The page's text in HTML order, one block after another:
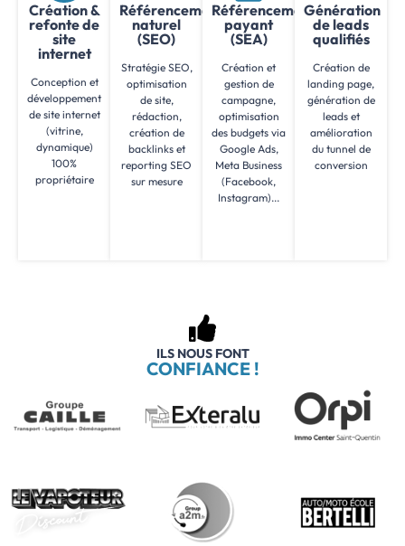
Création &
refonte de
site
internet
Conception et
développement
de site internet
(vitrine,
dynamique)
100%
propriétaire
Référencement
naturel
(SEO)
Stratégie SEO,
optimisation
de site,
rédaction,
création de
backlinks et
reporting SEO
sur mesure
Référencement
payant
(SEA)
Création et
gestion de
campagne,
optimisation
des budgets via
Google Ads,
Meta Business
(Facebook,
Instagram)...
Génération
de leads
qualifiés
Création de
landing page,
génération de
leads et
amélioration
du tunnel de
conversion
ILS NOUS FONT
CONFIANCE !